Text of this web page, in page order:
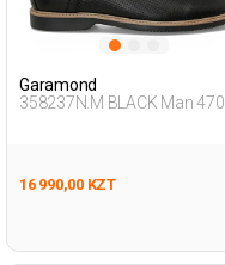
Garamond
358237N.M BLACK Man 470
16 990,00 KZT